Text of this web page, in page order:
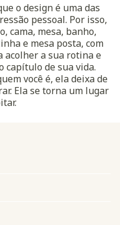
o design é uma das
pessoal. Por isso,
cama, mesa, banho,
e mesa posta, com
acolher a sua rotina e
capítulo de sua vida.
você é, ela deixa de
Ela se torna um lugar